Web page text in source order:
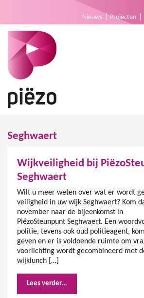
Nieuws Projecten
Seghwaert
Wijkveiligheid bij
Seghwaert
Wilt u meer weten over wat er wordt
veiligheid in uw wijk Seghwaert? Kom
november naar de bijeenkomst in
PiëzoSteunpunt Seghwaert. Een
politie, tevens ook oud politieagent,
geven en er is voldoende ruimte om
voorlichting wordt gecombineerd met
wijklunch […]
Lees verder…